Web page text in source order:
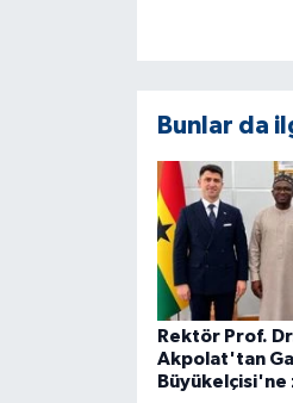
Bunlar da
Rektör Prof.
Akpolat'tan